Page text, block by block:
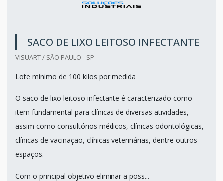
SACO DE LIXO LEITOSO INFECTANTE
VISUART / SÃO PAULO - SP
Lote mínimo de 100 kilos por medida
O saco de lixo leitoso infectante é caracterizado como
item fundamental para clínicas de diversas atividades,
assim como consultórios médicos, clínicas odontológicas,
clínicas de vacinação, clínicas veterinárias, dentre outros
espaços.
Com o principal objetivo eliminar a poss...